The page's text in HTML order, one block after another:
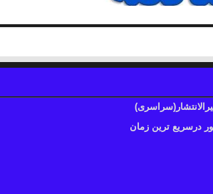
درسریع ترین زمان